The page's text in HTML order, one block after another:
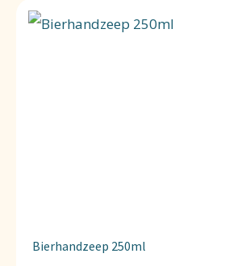
Bierhandzeep 250ml